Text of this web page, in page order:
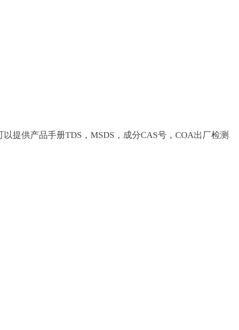
提供产品手册TDS，MSDS，成分CAS号，COA出厂检测